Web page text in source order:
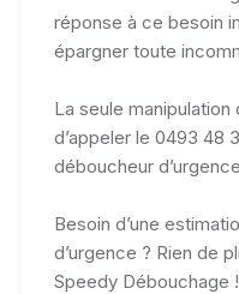
réponse à ce besoin
épargner toute
La seule
d’appeler le 0493 48
déboucheur
Besoin d’une
d’urgence ? Rien de
Speedy Débouchage